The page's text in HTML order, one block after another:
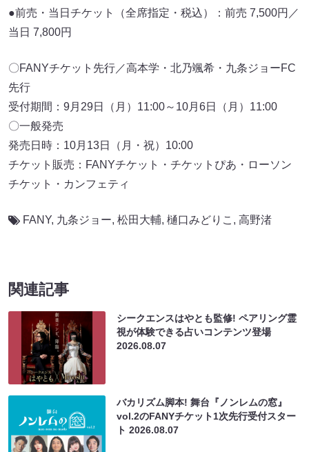
●前売・当日チケット（全席指定・税込）：前売 7,500円／
当日 7,800円
〇FANYチケット先行／高本学・北乃颯希・九条ジョーFC
先行
受付期間：9月29日（月）11:00～10月6日（月）11:00
〇一般発売
発売日時：10月13日（月・祝）10:00
チケット販売：FANYチケット・チケットぴあ・ローソン
チケット・カンフェティ
FANY, 九条ジョー, 松田大輔, 樋口みどりこ , 高野渚
関連記事
シークエンスはやとも監修! ペアリング霊
視が体験できる占いコンテンツ登場
2026.08.07
バカリズム脚本! 舞台『ノンレムの窓』
vol.2のFANYチケット1次先行受付スター
ト2026.08.07